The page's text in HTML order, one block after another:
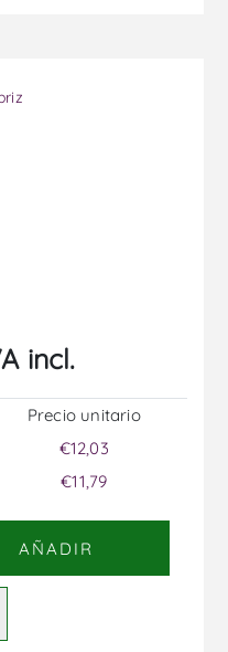
incl.
Precio unitario
€12,03
€11,79
AÑADIR